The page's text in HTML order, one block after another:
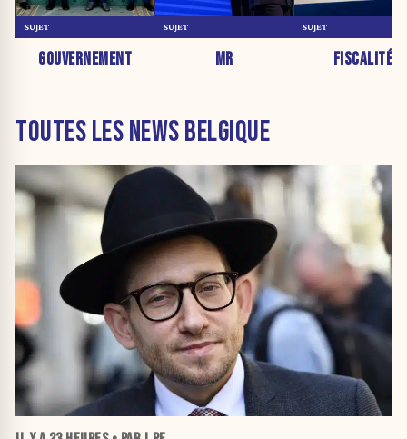
GOUVERNEMENT
SUJET
MR
SUJET
FISCALITÉ
SUJET
TOUTES LES NEWS BELGIQUE